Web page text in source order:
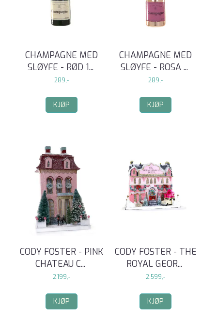
CHAMPAGNE MED
SLØYFE - RØD 1...
289,-
KJØP
CHAMPAGNE MED
SLØYFE - ROSA ...
289,-
KJØP
CODY FOSTER - PINK
CHATEAU C...
2.199,-
KJØP
CODY FOSTER - THE
ROYAL GEOR...
2.599,-
KJØP